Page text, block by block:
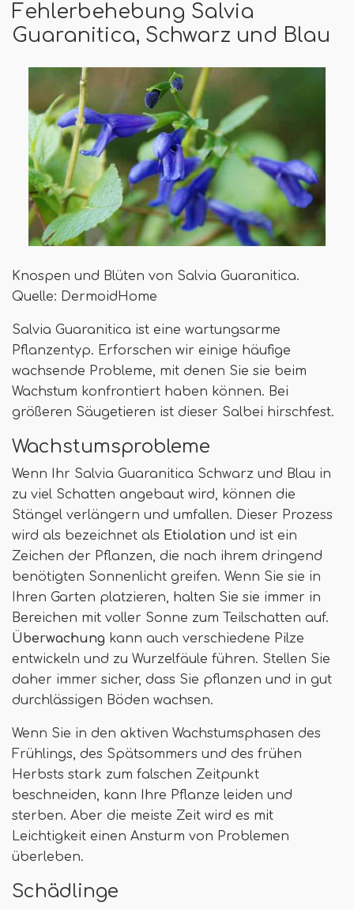
Fehlerbehebung Salvia
Guaranitica, Schwarz und Blau
Knospen und Blüten von Salvia Guaranitica.
Quelle: DermoidHome
Salvia Guaranitica ist eine wartungsarme
Pflanzentyp. Erforschen wir einige häufige
wachsende Probleme, mit denen Sie sie beim
Wachstum konfrontiert haben können. Bei
größeren Säugetieren ist dieser Salbei hirschfest.
Wachstumsprobleme
Wenn Ihr Salvia Guaranitica Schwarz und Blau in
zu viel Schatten angebaut wird, können die
Stängel verlängern und umfallen. Dieser Prozess
wird als bezeichnet als Etiolation und ist ein
Zeichen der Pflanzen, die nach ihrem dringend
benötigten Sonnenlicht greifen. Wenn Sie sie in
Ihren Garten platzieren, halten Sie sie immer in
Bereichen mit voller Sonne zum Teilschatten auf.
Überwachung kann auch verschiedene Pilze
entwickeln und zu Wurzelfäule führen. Stellen Sie
daher immer sicher, dass Sie pflanzen und in gut
durchlässigen Böden wachsen.
Wenn Sie in den aktiven Wachstumsphasen des
Frühlings, des Spätsommers und des frühen
Herbsts stark zum falschen Zeitpunkt
beschneiden, kann Ihre Pflanze leiden und
sterben. Aber die meiste Zeit wird es mit
Leichtigkeit einen Ansturm von Problemen
überleben.
Schädlinge